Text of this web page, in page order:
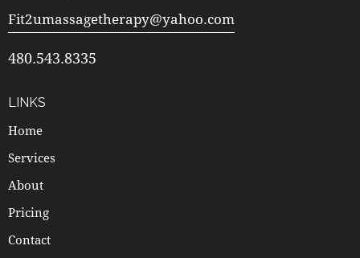
Fit2umassagetherapy@yahoo.com
480.543.8335
LINKS
Home
Services
About
Pricing
Contact